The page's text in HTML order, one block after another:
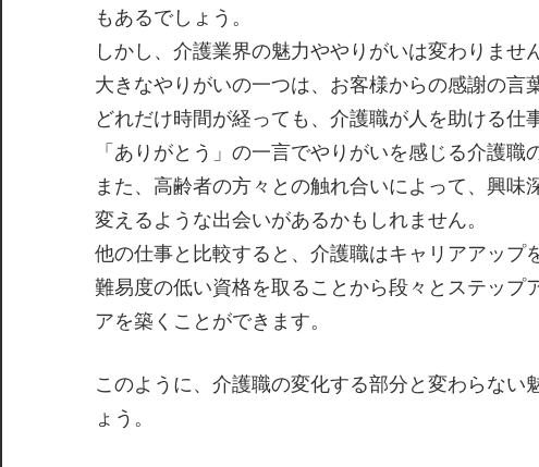
もあるでしょう。
しかし、介護業界の魅力ややりがいは変わりません
大きなやりがいの一つは、お客様からの感謝の言
どれだけ時間が経っても、介護職が人を助ける仕
「ありがとう」の一言でやりがいを感じる介護職
また、高齢者の方々との触れ合いによって、興
変えるような出会いがあるかもしれません。
他の仕事と比較すると、介護職はキャリアアップ
難易度の低い資格を取ることから段々とステッ
アを築くことができます。
このように、介護職の変化する部分と変わらな
ょう。